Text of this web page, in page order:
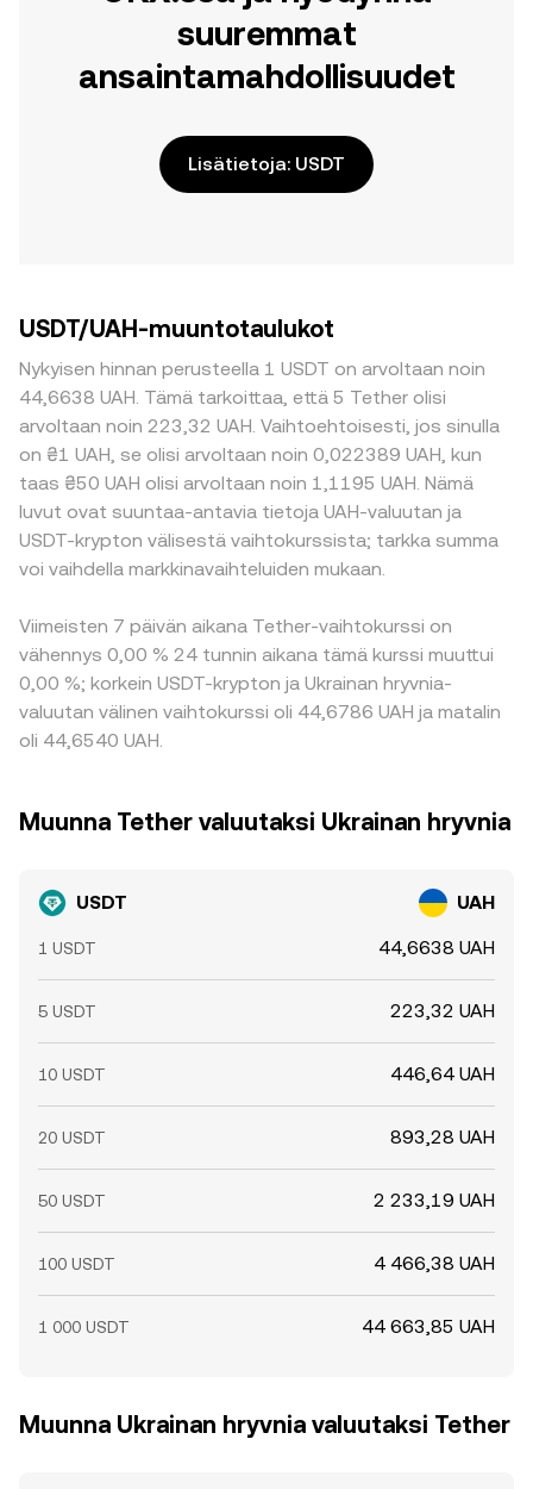
suuremmat
ansaintamahdollisuudet
Lisätietoja: USDT
USDT/UAH-muuntotaulukot
Nykyisen hinnan perusteella 1 USDT on arvoltaan noin
44,6638 UAH. Tämä tarkoittaa, että 5 Tether olisi
arvoltaan noin 223,32 UAH. Vaihtoehtoisesti, jos sinulla
on ₴1 UAH, se olisi arvoltaan noin 0,022389 UAH, kun
taas ₴50 UAH olisi arvoltaan noin 1,1195 UAH. Nämä
luvut ovat suuntaa-antavia tietoja UAH-valuutan ja
USDT-krypton välisestä vaihtokurssista; tarkka summa
voi vaihdella markkinavaihteluiden mukaan.
Viimeisten 7 päivän aikana Tether-vaihtokurssi on
vähennys 0,00 % 24 tunnin aikana tämä kurssi muuttui
0,00 %; korkein USDT-krypton ja Ukrainan hryvnia-
valuutan välinen vaihtokurssi oli 44,6786 UAH ja matalin
oli 44,6540 UAH.
Muunna Tether valuutaksi Ukrainan hryvnia
USDT UAH
1 USDT 44,6638 UAH
5 USDT 223,32 UAH
10 USDT 446,64 UAH
20 USDT 893,28 UAH
50 USDT 2 233,19 UAH
100 USDT 4 466,38 UAH
1 000 USDT 44 663,85 UAH
Muunna Ukrainan hryvnia valuutaksi Tether